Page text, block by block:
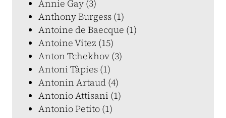
Annie Gay (3)
Anthony Burgess (1)
Antoine de Baecque (1)
Antoine Vitez (15)
Anton Tchekhov (3)
Antoni Tàpies (1)
Antonin Artaud (4)
Antonio Attisani (1)
Antonio Petito (1)